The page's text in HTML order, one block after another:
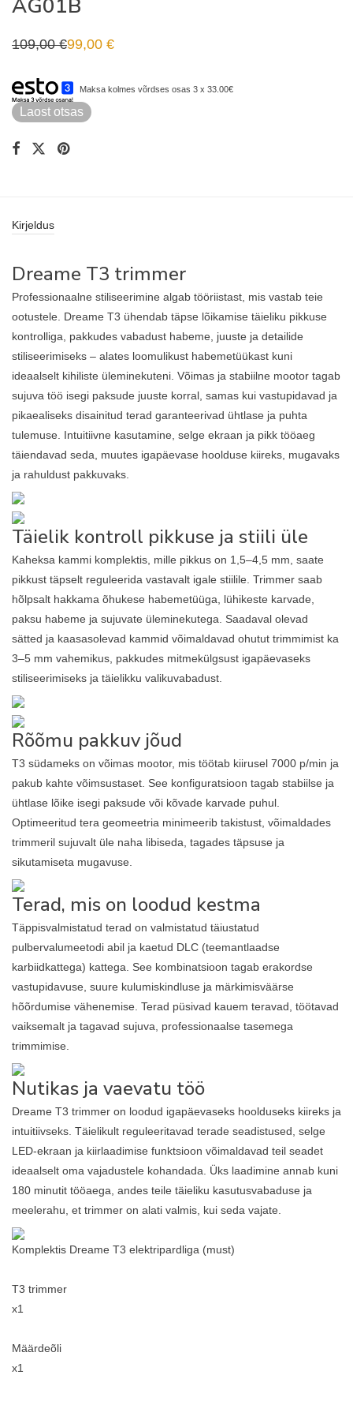
AG01B
109,00€
Algne
109,00 €.
99,00 €
Praegune
99,00 €.
Maksa kolmes võrdses osas 3 x 33.00€
Laost otsas
Kirjeldus
Dreame T3 trimmer
Professionaalne stiliseerimine algab tööriistast, mis vastab teie
ootustele. Dreame T3 ühendab täpse lõikamise täieliku pikkuse
kontrolliga, pakkudes vabadust habeme, juuste ja detailide
stiliseerimiseks – alates loomulikust habemetüükast kuni
ideaalselt kihiliste üleminekuteni. Võimas ja stabiilne mootor tagab
sujuva töö isegi paksude juuste korral, samas kui vastupidavad ja
pikaealiseks disainitud terad garanteerivad ühtlase ja puhta
tulemuse. Intuitiivne kasutamine, selge ekraan ja pikk tööaeg
täiendavad seda, muutes igapäevase hoolduse kiireks, mugavaks
ja rahuldust pakkuvaks.
Täielik kontroll pikkuse ja stiili üle
Kaheksa kammi komplektis, mille pikkus on 1,5–4,5 mm, saate
pikkust täpselt reguleerida vastavalt igale stiilile. Trimmer saab
hõlpsalt hakkama õhukese habemetüüga, lühikeste karvade,
paksu habeme ja sujuvate üleminekutega. Saadaval olevad
sätted ja kaasasolevad kammid võimaldavad ohutut trimmimist ka
3–5 mm vahemikus, pakkudes mitmekülgsust igapäevaseks
stiliseerimiseks ja täielikku valikuvabadust.
Rõõmu pakkuv jõud
T3 südameks on võimas mootor, mis töötab kiirusel 7000 p/min ja
pakub kahte võimsustaset. See konfiguratsioon tagab stabiilse ja
ühtlase lõike isegi paksude või kõvade karvade puhul.
Optimeeritud tera geomeetria minimeerib takistust, võimaldades
trimmeril sujuvalt üle naha libiseda, tagades täpsuse ja
sikutamiseta mugavuse.
Terad, mis on loodud kestma
Täppisvalmistatud terad on valmistatud täiustatud
pulbervalumeetodi abil ja kaetud DLC (teemantlaadse
karbiidkattega) kattega. See kombinatsioon tagab erakordse
vastupidavuse, suure kulumiskindluse ja märkimisväärse
hõõrdumise vähenemise. Terad püsivad kauem teravad, töötavad
vaiksemalt ja tagavad sujuva, professionaalse tasemega
trimmimise.
Nutikas ja vaevatu töö
Dreame T3 trimmer on loodud igapäevaseks hoolduseks kiireks ja
intuitiivseks. Täielikult reguleeritavad terade seadistused, selge
LED-ekraan ja kiirlaadimise funktsioon võimaldavad teil seadet
ideaalselt oma vajadustele kohandada. Üks laadimine annab kuni
180 minutit tööaega, andes teile täieliku kasutusvabaduse ja
meelerahu, et trimmer on alati valmis, kui seda vajate.
Komplektis Dreame T3 elektripardliga (must)
T3 trimmer
x1
Määrdeõli
x1